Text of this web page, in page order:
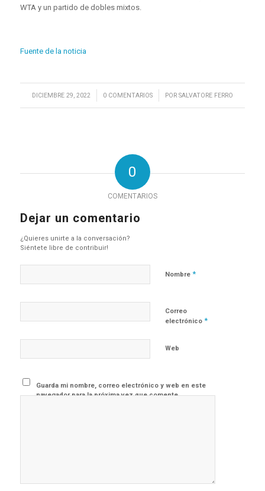
WTA y un partido de dobles mixtos.
Fuente de la noticia
DICIEMBRE 29, 2022
/ 0 COMENTARIOS
/ POR SALVATORE FERRO
0
COMENTARIOS
Dejar un comentario
¿Quieres unirte a la conversación?
Siéntete libre de contribuir!
Nombre *
Correo
electrónico *
Web
Guarda mi nombre, correo electrónico y web en este
navegador para la próxima vez que comente.